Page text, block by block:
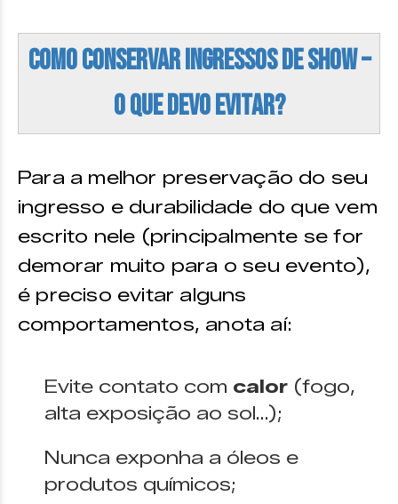
Como conservar ingressos de show –
O que devo evitar?
Para a melhor preservação do seu
ingresso e durabilidade do que vem
escrito nele (principalmente se for
demorar muito para o seu evento),
é preciso evitar alguns
comportamentos, anota aí:
Evite contato com calor (fogo,
alta exposição ao sol…);
Nunca exponha a óleos e
produtos químicos;